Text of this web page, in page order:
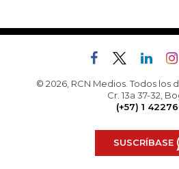
© 2026, RCN Medios. Todos los
Cr. 13a 37-32,
(+57) 1
SUSCRÍBASE